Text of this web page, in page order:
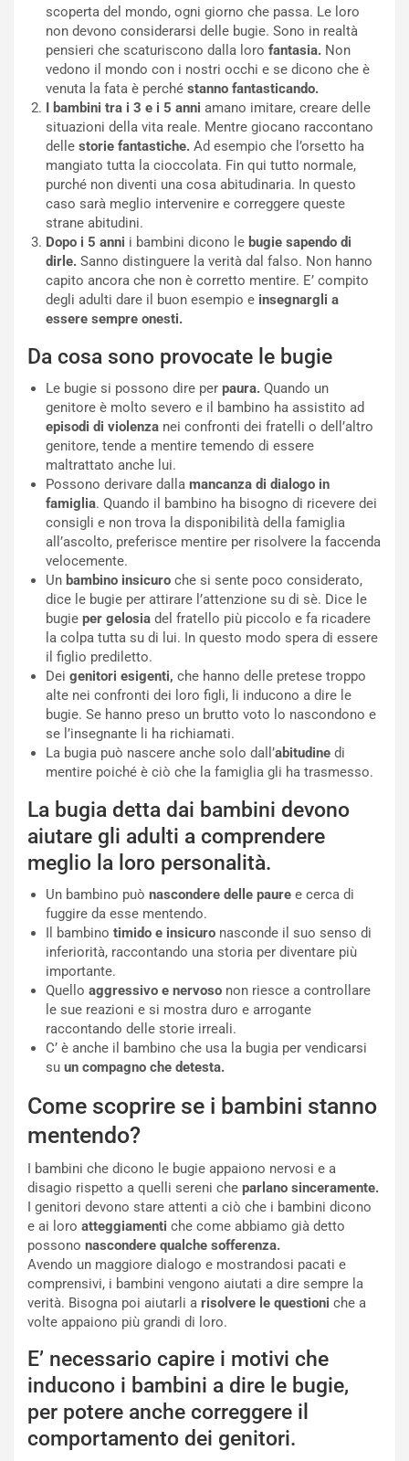
scoperta del mondo, ogni giorno che passa. Le loro
non devono considerarsi delle bugie. Sono in realtà
pensieri che scaturiscono dalla loro fantasia. Non
vedono il mondo con i nostri occhi e se dicono che è
venuta la fata è perché stanno fantasticando.
I bambini tra i 3 e i 5 anni amano imitare, creare delle
situazioni della vita reale. Mentre giocano raccontano
delle storie fantastiche. Ad esempio che l’orsetto ha
mangiato tutta la cioccolata. Fin qui tutto normale,
purché non diventi una cosa abitudinaria. In questo
caso sarà meglio intervenire e correggere queste
strane abitudini.
Dopo i 5 anni i bambini dicono le bugie sapendo di
dirle. Sanno distinguere la verità dal falso. Non hanno
capito ancora che non è corretto mentire. E’ compito
degli adulti dare il buon esempio e insegnargli a
essere sempre onesti.
Da cosa sono provocate le bugie
Le bugie si possono dire per paura. Quando un
genitore è molto severo e il bambino ha assistito ad
episodi di violenza nei confronti dei fratelli o dell’altro
genitore, tende a mentire temendo di essere
maltrattato anche lui.
Possono derivare dalla mancanza di dialogo in
famiglia. Quando il bambino ha bisogno di ricevere dei
consigli e non trova la disponibilità della famiglia
all’ascolto, preferisce mentire per risolvere la faccenda
velocemente.
Un bambino insicuro che si sente poco considerato,
dice le bugie per attirare l’attenzione su di sè. Dice le
bugie per gelosia del fratello più piccolo e fa ricadere
la colpa tutta su di lui. In questo modo spera di essere
il figlio prediletto.
Dei genitori esigenti, che hanno delle pretese troppo
alte nei confronti dei loro figli, li inducono a dire le
bugie. Se hanno preso un brutto voto lo nascondono e
se l’insegnante li ha richiamati.
La bugia può nascere anche solo dall’abitudine di
mentire poiché è ciò che la famiglia gli ha trasmesso.
La bugia detta dai bambini devono
aiutare gli adulti a comprendere
meglio la loro personalità.
Un bambino può nascondere delle paure e cerca di
fuggire da esse mentendo.
Il bambino timido e insicuro nasconde il suo senso di
inferiorità, raccontando una storia per diventare più
importante.
Quello aggressivo e nervoso non riesce a controllare
le sue reazioni e si mostra duro e arrogante
raccontando delle storie irreali.
C’ è anche il bambino che usa la bugia per vendicarsi
su un compagno che detesta.
Come scoprire se i bambini stanno
mentendo?
I bambini che dicono le bugie appaiono nervosi e a
disagio rispetto a quelli sereni che parlano sinceramente.
I genitori devono stare attenti a ciò che i bambini dicono
e ai loro atteggiamenti che come abbiamo già detto
possono nascondere qualche sofferenza.
Avendo un maggiore dialogo e mostrandosi pacati e
comprensivi, i bambini vengono aiutati a dire sempre la
verità. Bisogna poi aiutarli a risolvere le questioni che a
volte appaiono più grandi di loro.
E’ necessario capire i motivi che
inducono i bambini a dire le bugie,
per potere anche correggere il
comportamento dei genitori.